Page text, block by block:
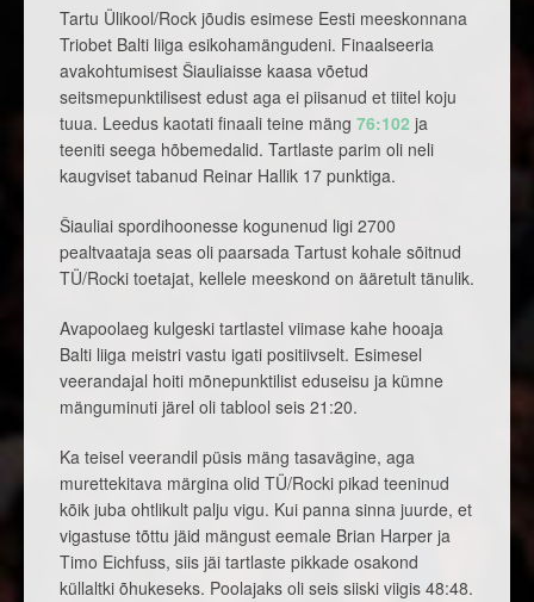
Tartu Ülikool/Rock jõudis esimese Eesti meeskonnana
Triobet Balti liiga esikohamängudeni. Finaalseeria
avakohtumisest Šiauliaisse kaasa võetud
seitsmepunktilisest edust aga ei piisanud et tiitel koju
tuua. Leedus kaotati finaali teine mäng 76:102 ja
teeniti seega hõbemedalid. Tartlaste parim oli neli
kaugviset tabanud Reinar Hallik 17 punktiga.
Šiauliai spordihoonesse kogunenud ligi 2700
pealtvaataja seas oli paarsada Tartust kohale sõitnud
TÜ/Rocki toetajat, kellele meeskond on ääretult tänulik.
Avapoolaeg kulgeski tartlastel viimase kahe hooaja
Balti liiga meistri vastu igati positiivselt. Esimesel
veerandajal hoiti mõnepunktilist eduseisu ja kümne
mänguminuti järel oli tablool seis 21:20.
Ka teisel veerandil püsis mäng tasavägine, aga
murettekitava märgina olid TÜ/Rocki pikad teeninud
kõik juba ohtlikult palju vigu. Kui panna sinna juurde, et
vigastuse tõttu jäid mängust eemale Brian Harper ja
Timo Eichfuss, siis jäi tartlaste pikkade osakond
küllaltki õhukeseks. Poolajaks oli seis siiski viigis 48:48.